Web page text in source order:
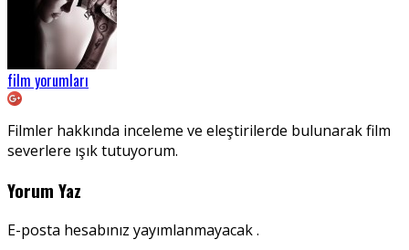
film yorumları
Filmler hakkında inceleme ve eleştirilerde bulunarak film
severlere ışık tutuyorum.
Yorum Yaz
E-posta hesabınız yayımlanmayacak .